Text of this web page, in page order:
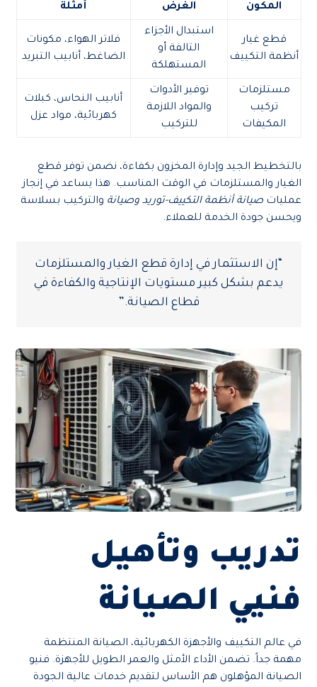
المكون الغرض أمثلة
قطع غيار
أنظمة التكييف
استبدال الأجزاء
التالفة أو
المستهلكة
فلاتر الهواء، مكونات
الضاغط، أنابيب التبريد
مستلزمات
تركيب
المكيفات
توفير الأدوات
والمواد اللازمة
للتركيب
أنابيب النحاس، كبلات
كهربائية، مواد عزل
بالتخطيط الجيد وإدارة المخزون بكفاءة، نضمن توفر قطع
الغيار والمستلزمات في الوقت المناسب. هذا يساعد في إنجاز
عملياتصيانة أنظمة التكييف-توريد وصيانة والتركيب بسلاسة
ويحسن جودة الخدمة للعملاء.
“إن الاستثمار في إدارة قطع الغيار والمستلزمات
يدعم بشكل كبير مستويات الإنتاجية والكفاءة في
قطاع الصيانة.”
تدريب وتأهيل
فنيي الصيانة
في عالم التكييف والأجهزة الكهربائية، الصيانة المنتظمة
مهمة جداً. تضمن الأداء الأمثل والعمر الطويل للأجهزة. فنيو
الصيانة المؤهلون هم الأساس لتقديم خدمات عالية الجودة